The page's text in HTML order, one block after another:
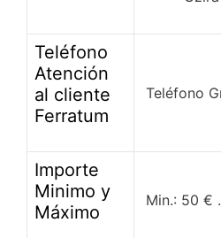
Teléfono
Atención
al cliente
Ferratum
Teléfono
Importe
Minimo y
Máximo
Min.: 50 €